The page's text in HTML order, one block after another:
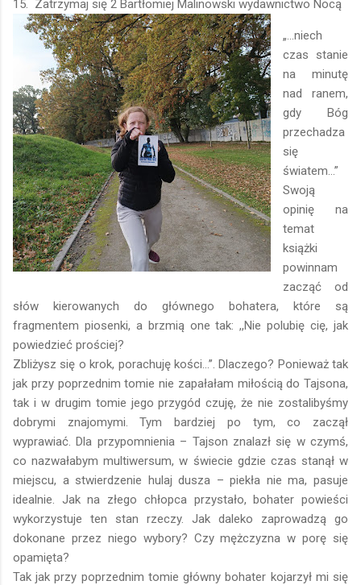
15. Zatrzymaj się 2 Bartłomiej Malinowski wydawnictwo Nocą
„…niech
czas stanie
na minutę
nad ranem,
gdy Bóg
przechadza
się
światem…”
Swoją
opinię na
temat
książki
powinnam
zacząć od
słów kierowanych do głównego bohatera, które są
fragmentem piosenki, a brzmią one tak: ,,Nie polubię cię, jak
powiedzieć prościej?
Zbliżysz się o krok, porachuję kości…’’. Dlaczego? Ponieważ tak
jak przy poprzednim tomie nie zapałałam miłością do Tajsona,
tak i w drugim tomie jego przygód czuję, że nie zostalibyśmy
dobrymi znajomymi. Tym bardziej po tym, co zaczął
wyprawiać. Dla przypomnienia – Tajson znalazł się w czymś,
co nazwałabymmultiwersum, w świecie gdzie czas stanął w
miejscu, a stwierdzenie hulaj dusza – piekła nie ma, pasuje
idealnie. Jak na złego chłopca przystało, bohater powieści
wykorzystuje ten stan rzeczy. Jak daleko zaprowadzą go
dokonane przez niego wybory? Czy mężczyzna w porę się
opamięta?
Tak jak przy poprzednim tomie główny bohater kojarzył mi się